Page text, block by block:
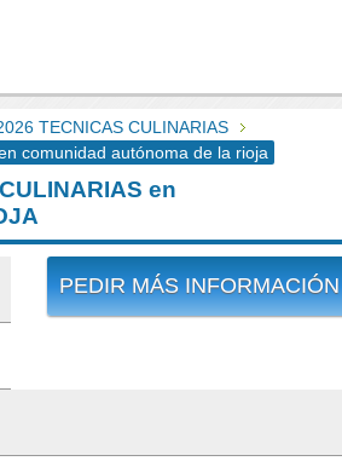
TECNICAS CULINARIAS
comunidad autónoma de la rioja
en
PEDIR MÁS INFORMACIÓN